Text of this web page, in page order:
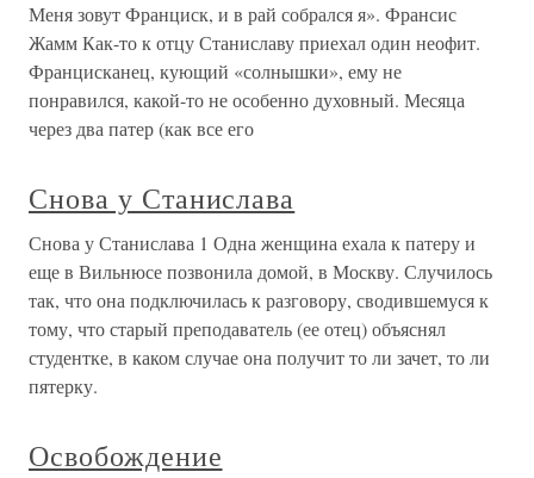
Меня зовут Франциск, и в рай собрался я». Франсис
Жамм Как-то к отцу Станиславу приехал один неофит.
Францисканец, кующий «солнышки», ему не
понравился, какой-то не особенно духовный. Месяца
через два патер (как все его
Снова у Станислава
Снова у Станислава 1 Одна женщина ехала к патеру и
еще в Вильнюсе позвонила домой, в Москву. Случилось
так, что она подключилась к разговору, сводившемуся к
тому, что старый преподаватель (ее отец) объяснял
студентке, в каком случае она получит то ли зачет, то ли
пятерку.
Освобождение